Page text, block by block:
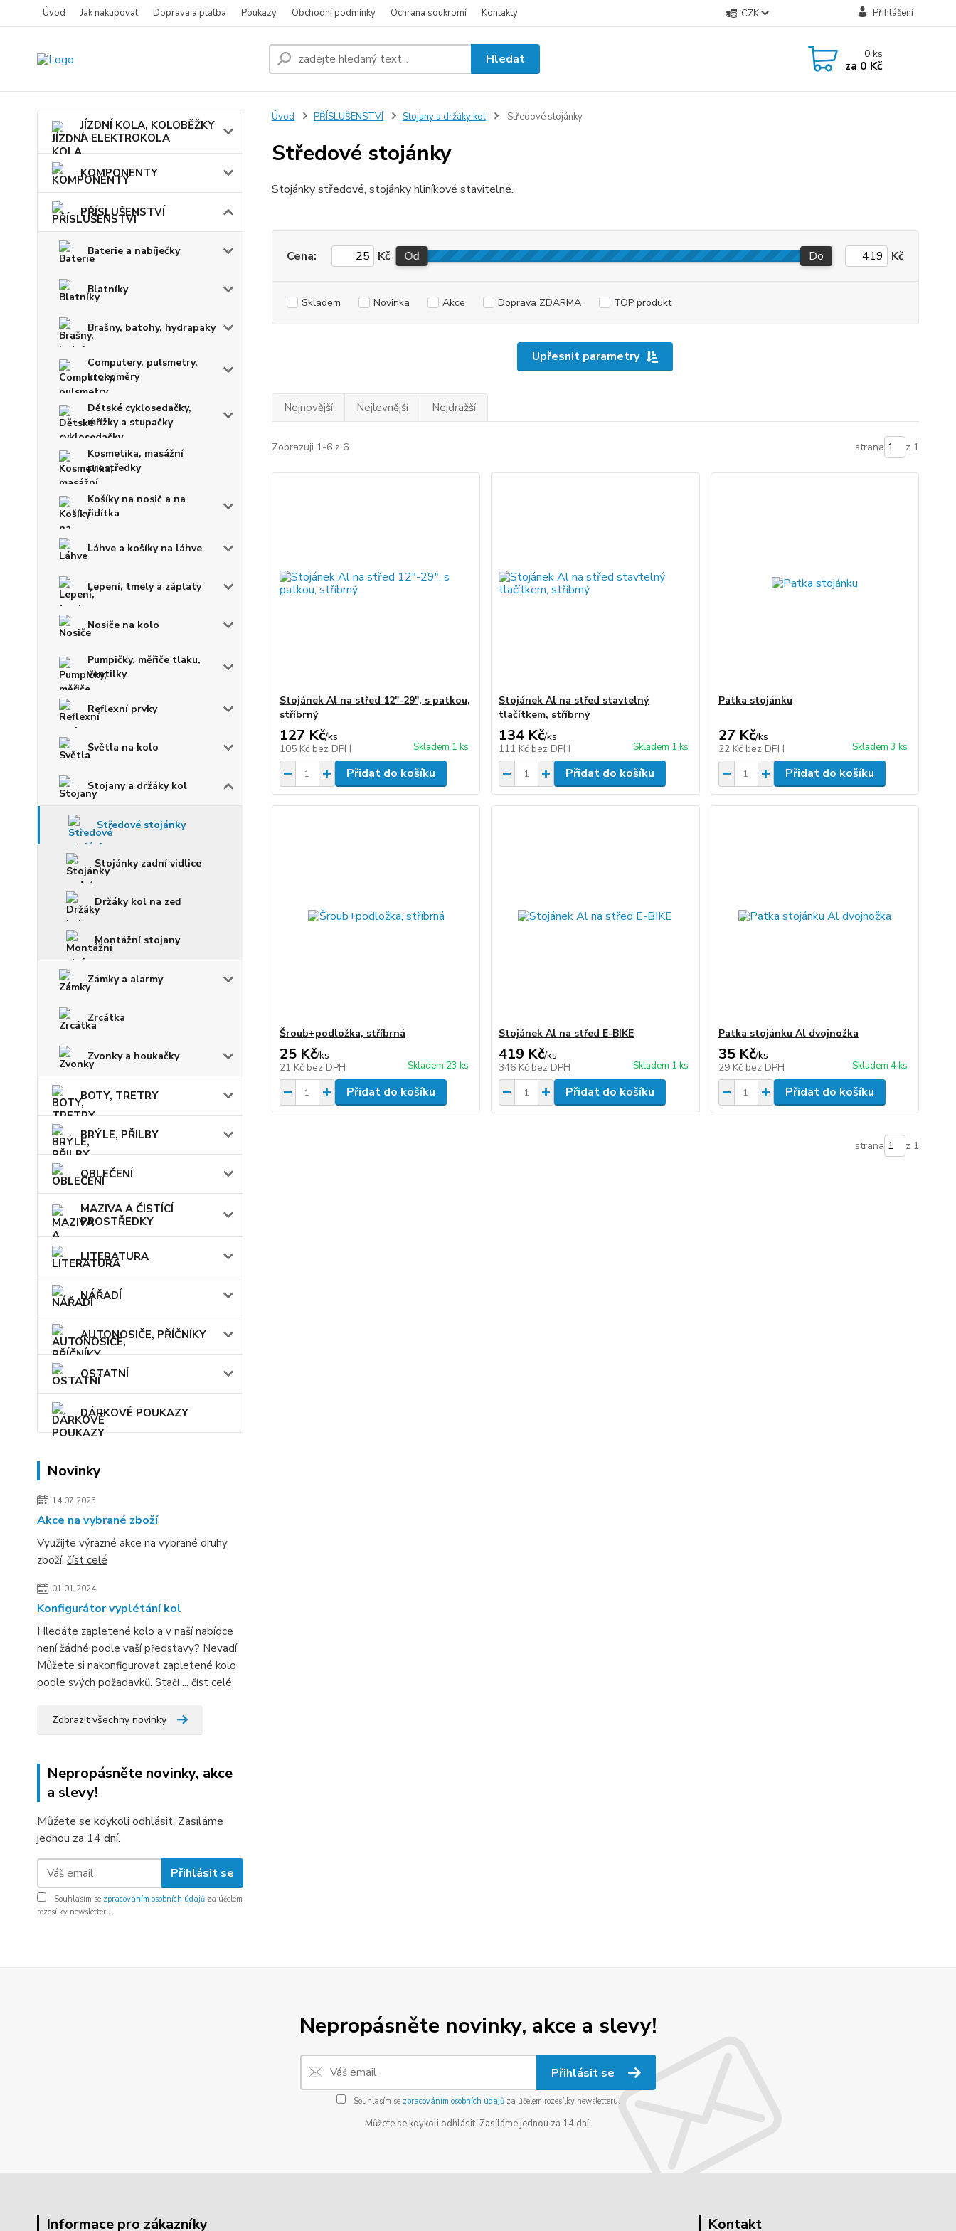
Úvod Jak nakupovat Doprava a platba Poukazy Obchodní podmínky Ochrana soukromí Kontakty CZK Přihlášení
Hledat 0ks
za 0 Kč
JÍZDNÍ KOLA, KOLOBĚŽKY
A ELEKTROKOLA
KOMPONENTY
PŘÍSLUŠENSTVÍ
Baterie a nabíječky
Blatníky
Brašny, batohy, hydrapaky
Computery, pulsmetry,
krokoměry
Dětské cyklosedačky,
mřížky a stupačky
Kosmetika, masážní
prostředky
Košíky na nosič a na
řidítka
Láhve a košíky na láhve
Lepení, tmely a záplaty
Nosiče na kolo
Pumpičky, měřiče tlaku,
ventilky
Reflexní prvky
Světla na kolo
Stojany a držáky kol
Středové stojánky
Stojánky zadní vidlice
Držáky kol na zeď
Montážní stojany
Zámky a alarmy
Zrcátka
Zvonky a houkačky
BOTY, TRETRY
BRÝLE, PŘILBY
OBLEČENÍ
MAZIVA A ČISTÍCÍ
PROSTŘEDKY
LITERATURA
NÁŘADÍ
AUTONOSIČE, PŘÍČNÍKY
OSTATNÍ
DÁRKOVÉ POUKAZY
Novinky
14.07.2025
Akce na vybrané zboží
Využijte výrazné akce na vybrané druhy
zboží. číst celé
01.01.2024
Konfigurátor vyplétání kol
Hledáte zapletené kolo a v naší nabídce
není žádné podle vaší představy? Nevadí.
Můžete si nakonfigurovat zapletené kolo
podle svých požadavků. Stačí ... číst celé
Zobrazit všechny novinky
Nepropásněte novinky, akce
a slevy!
Můžete se kdykoli odhlásit. Zasíláme
jednou za 14 dní.
Přihlásit se
Souhlasím se zpracováním osobních údajů za účelem
rozesílky newsletteru.
Úvod PŘÍSLUŠENSTVÍ Stojany a držáky kol Středové stojánky
Středové stojánky
Stojánky středové, stojánky hliníkové stavitelné.
Upřesnit parametry
Cena: Kč Od Do Kč
Skladem Novinka Akce Doprava ZDARMA TOP produkt
Nejnovější Nejlevnější Nejdražší
Zobrazuji 1-6 z 6 strana z 1
Stojánek Al na střed 12"-29", s patkou,
stříbrný
127 Kč/ks
105 Kč bez DPH Skladem 1 ks
Přidat do košíku
Stojánek Al na střed stavtelný
tlačítkem, stříbrný
134 Kč/ks
111 Kč bez DPH Skladem 1 ks
Přidat do košíku
Patka stojánku
27 Kč/ks
22 Kč bez DPH Skladem 3 ks
Přidat do košíku
Šroub+podložka, stříbrná
25 Kč/ks
21 Kč bez DPH Skladem 23 ks
Přidat do košíku
Stojánek Al na střed E-BIKE
419 Kč/ks
346 Kč bez DPH Skladem 1 ks
Přidat do košíku
Patka stojánku Al dvojnožka
35 Kč/ks
29 Kč bez DPH Skladem 4 ks
Přidat do košíku
strana z 1
Nepropásněte novinky, akce a slevy!
Přihlásit se
Souhlasím se zpracováním osobních údajůza účelem rozesílky newsletteru.
Můžete se kdykoli odhlásit. Zasíláme jednou za 14 dní.
Informace pro zákazníky Kontakt